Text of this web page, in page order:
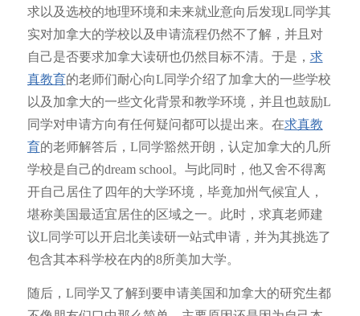
求以及选校的地理环境和未来就业意向后发现L同学其
实对加拿大的学校以及申请流程仍然不了解，并且对
自己是否要求加拿大读研也仍然目标不清。于是， 求
真教育的老师们耐心向L同学介绍了加拿大的一些学校
以及加拿大的一些文化背景和教学环境，并且也鼓励L
同学对申请方向有任何疑问都可以提出来。在求真教
育的老师解答后，L同学豁然开朗，认定加拿大的几所
学校是自己的dream school。与此同时，他又舍不得离
开自己居住了四年的大学环境，毕竟加州气候宜人，
堪称美国最适宜居住的区域之一。此时，求真老师建
议L同学可以开启北美读研一站式申请，并为其挑选了
包含其本科学校在内的8所美加大学。
随后，L同学又了解到要申请美国和加拿大的研究生都